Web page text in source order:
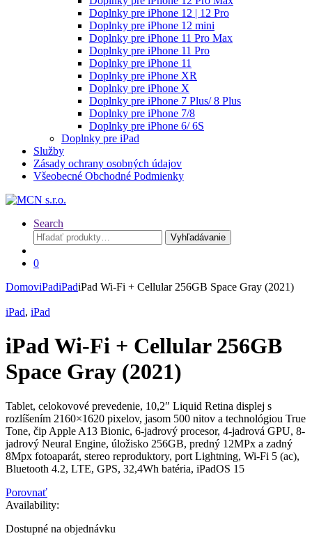
Doplnky pre iPhone 12 | 12 Pro
Doplnky pre iPhone 12 mini
Doplnky pre iPhone 11 Pro Max
Doplnky pre iPhone 11 Pro
Doplnky pre iPhone 11
Doplnky pre iPhone XR
Doplnky pre iPhone X
Doplnky pre iPhone 7 Plus/ 8 Plus
Doplnky pre iPhone 7/8
Doplnky pre iPhone 6/ 6S
Doplnky pre iPad
Služby
Zásady ochrany osobných údajov
Všeobecné Obchodné Podmienky
Search
Hľadať:
Vyhľadávanie
0
DomoviPadiPadiPad Wi-Fi + Cellular 256GB Space Gray (2021)
iPad, iPad
iPad Wi-Fi + Cellular 256GB
Space Gray (2021)
Tablet, celokovové prevedenie, 10,2″ Liquid Retina displej s
rozlíšením 2160×1620 pixelov, jasom 500 nitov a technológiou True
Tone, čip Apple A13 Bionic, 6-jadrový procesor, 4-jadrová GPU, 8-
jadrový Neural Engine, úložisko 256GB, predný 12MPx a zadný
8Mpx fotoaparát, stereo reproduktory, port Lightning, Wi-Fi 5 (ac),
Bluetooth 4.2, LTE, GPS, 32,4Wh batéria, iPadOS 15
Porovnať
Availability:
Dostupné na objednávku